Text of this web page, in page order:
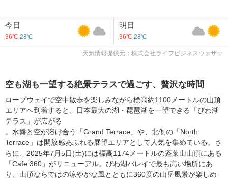
今日
36℃ 28℃
明日
36℃ 28℃
天気情報提供元：株式会社ライフビジネスウェザー
空も湖も一望する絶景テラスで過ごす、贅沢な時間
ロープウェイで空中散歩を楽しみながら標高約1100メートルの山頂
エリアへ到着すると、日本最大の湖・琵琶湖を一望できる「びわ湖
テラス」が広がる
。水盤と空が溶け合う「Grand Terrace」や、北側の「North
Terrace」は開放感あふれる展望エリアとして人気を集めている。さ
らに、2025年7月5日(土)には標高1174メートルの蓬莱山山頂にある
「Cafe 360」がリニューアル。びわ湖バレイで最も高い場所にあ
り、山頂ならではの涼やかな風とともに360度の山岳風景が楽しめ